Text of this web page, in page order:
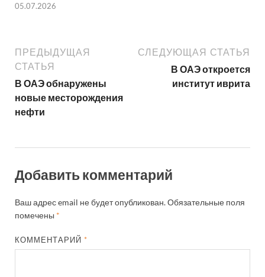
05.07.2026
ПРЕДЫДУЩАЯ
СТАТЬЯ
В ОАЭ обнаружены
новые месторождения
нефти
СЛЕДУЮЩАЯ СТАТЬЯ
В ОАЭ откроется
институт иврита
Добавить комментарий
Ваш адрес email не будет опубликован.Обязательные поля
помечены *
КОММЕНТАРИЙ*